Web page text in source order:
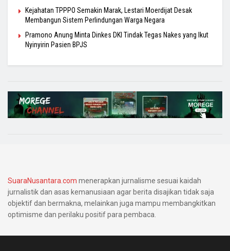
Kejahatan TPPPO Semakin Marak, Lestari Moerdijat Desak
Membangun Sistem Perlindungan Warga Negara
Pramono Anung Minta Dinkes DKI Tindak Tegas Nakes yang Ikut
Nyinyirin Pasien BPJS
SuaraNusantara.com menerapkan jurnalisme sesuai kaidah
jurnalistik dan asas kemanusiaan agar berita disajikan tidak saja
objektif dan bermakna, melainkan juga mampu membangkitkan
optimisme dan perilaku positif para pembaca.